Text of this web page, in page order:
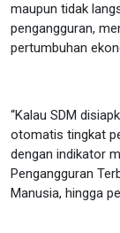
maupun tidak
pengangguran,
pertumbuhan
“Kalau SDM
otomatis tingkat
dengan indikator
Pengangguran
Manusia, hingga